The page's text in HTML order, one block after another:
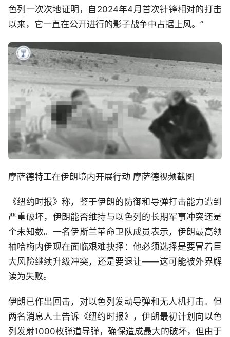
色列一次次地证明，自2024年4月首次针锋相对的打击
以来，它一直在公开进行的影子战争中占据上风。”
摩萨德特工在伊朗境内开展行动 摩萨德视频截图
《纽约时报》称，鉴于伊朗的防御和导弹打击能力遭到
严重破坏，伊朗能否维持与以色列的长期军事冲突还是
个未知数。一名伊斯兰革命卫队成员表示，伊朗最高领
袖哈梅内伊现在面临艰难抉择：他必须选择是要冒着巨
大风险继续升级冲突，还是要退让——这可能被外界解
读为失败。
伊朗已作出回击，对以色列发动导弹和无人机打击。但
两名消息人士告诉《纽约时报》，伊朗最初计划向以色
列发射1000枚弹道导弹，确保造成最大的破坏，但由于